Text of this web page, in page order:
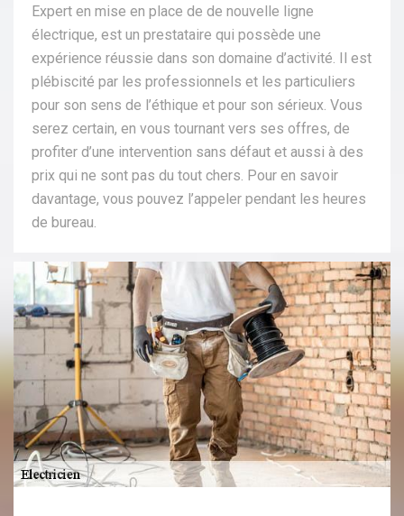
Expert en mise en place de de nouvelle ligne
électrique, est un prestataire qui possède une
expérience réussie dans son domaine d’activité. Il est
plébiscité par les professionnels et les particuliers
pour son sens de l’éthique et pour son sérieux. Vous
serez certain, en vous tournant vers ses offres, de
profiter d’une intervention sans défaut et aussi à des
prix qui ne sont pas du tout chers. Pour en savoir
davantage, vous pouvez l’appeler pendant les heures
de bureau.